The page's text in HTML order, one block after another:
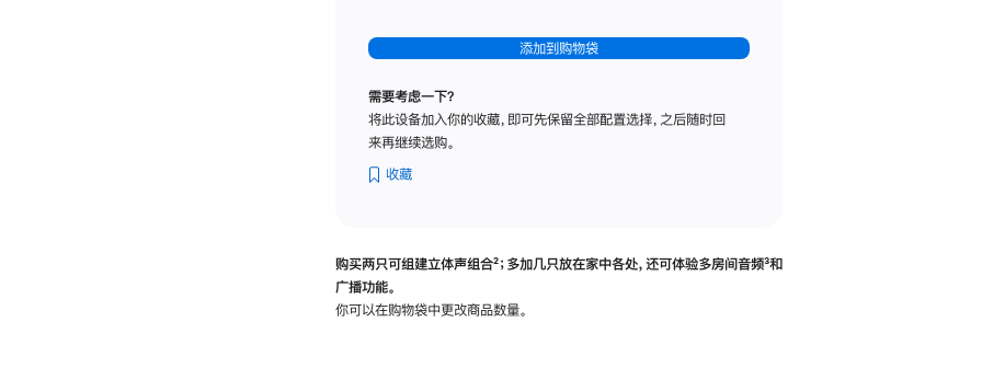
添加到购物袋
需要考虑一下？
将此设备加入你的收藏，即可先保留全部配置选择，之后随时回
来再继续选购。
收藏
购买两只可组建立体声组合脚
²；多加几只放在家中各处，还可体验多‍房‍间音频脚
³和
广播功能。
你可以在购物袋中更改商品数量。